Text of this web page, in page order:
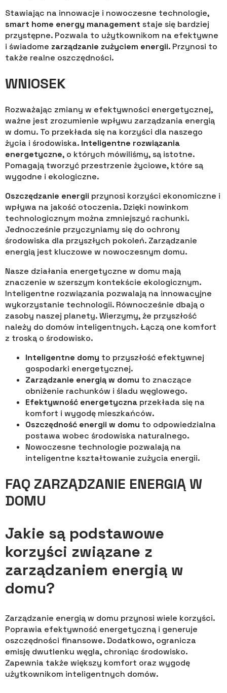
Stawiając na innowacje i nowoczesne technologie,
smart home energy management staje się bardziej
przystępne. Pozwala to użytkownikom na efektywne
i świadome zarządzanie zużyciem energii. Przynosi to
także realne oszczędności.
WNIOSEK
Rozważając zmiany w efektywności energetycznej,
ważne jest zrozumienie wpływu zarządzania energią
w domu. To przekłada się na korzyści dla naszego
życia i środowiska. Inteligentne rozwiązania
energetyczne, o których mówiliśmy, są istotne.
Pomagają tworzyć przestrzenie życiowe, które są
wygodne i ekologiczne.
Oszczędzanie energii przynosi korzyści ekonomiczne i
wpływa na jakość otoczenia. Dzięki nowinkom
technologicznym można zmniejszyć rachunki.
Jednocześnie przyczyniamy się do ochrony
środowiska dla przyszłych pokoleń. Zarządzanie
energią jest kluczowe w nowoczesnym domu.
Nasze działania energetyczne w domu mają
znaczenie w szerszym kontekście ekologicznym.
Inteligentne rozwiązania pozwalają na innowacyjne
wykorzystanie technologii. Równocześnie dbają o
zasoby naszej planety. Wierzymy, że przyszłość
należy do domów inteligentnych. Łączą one komfort
z troską o środowisko.
Inteligentne domy to przyszłość efektywnej
gospodarki energetycznej.
Zarządzanie energią w domu to znaczące
obniżenie rachunków i śladu węglowego.
Efektywność energetyczna przekłada się na
komfort i wygodę mieszkańców.
Oszczędność energii w domu to odpowiedzialna
postawa wobec środowiska naturalnego.
Nowoczesne technologie pozwalają na
inteligentne kształtowanie zużycia energii.
FAQ ZARZĄDZANIE ENERGIĄ W
DOMU
Jakie są podstawowe
korzyści związane z
zarządzaniem energią w
domu?
Zarządzanie energią w domu przynosi wiele korzyści.
Poprawia efektywność energetyczną i generuje
oszczędności finansowe. Dodatkowo, ogranicza
emisję dwutlenku węgla, chroniąc środowisko.
Zapewnia także większy komfort oraz wygodę
użytkownikom inteligentnych domów.